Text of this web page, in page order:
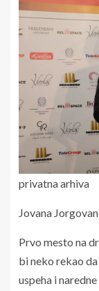
privatna arhiva
Jovana
Prvo mesto na
bi neko rekao
uspeha i